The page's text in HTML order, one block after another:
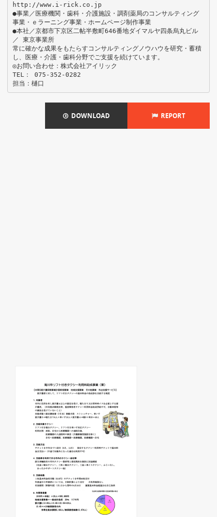
http://www.i-rick.co.jp
●事業／医療機関・歯科・介護施設・調剤薬局のコンサルティング
事業・ｅラーニング事業・ホームページ制作事業
●本社／京都市下京区二帖半敷町646番地ダイマルヤ四条烏丸ビル
／ 東京事業所
常に確かな成果をもたらすコンサルティングノウハウを研究・蓄積
し、医療・介護・歯科分野でご支援を続けています。
◎お問い合わせ：株式会社アイリック
TEL： 075-352-0282
DOWNLOAD REPORT